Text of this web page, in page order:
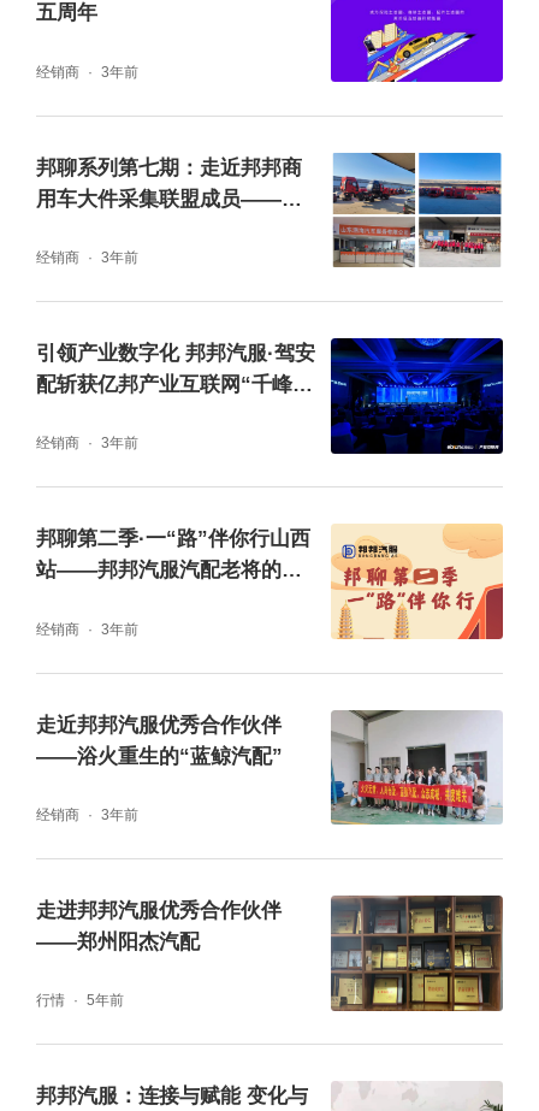
的涉及新能源水淹车案件的汽修门店，查看或
检测新能源动力电池和混动动力电池受损情
况，并给与技术指导意见。同时，在现场教学
+实操之余，黄永强将经手的案例进行整理，
在晚间围绕水淹与电池组的关联性、水淹易损
组件等内容，为一线人员进行培训讲解，为下
一步的理赔定损提供了理论依据。
不止于新能源的技术支援，作为拥有汽车维修
工技师证书（国家二级证书）的黄永强也加入
到了发动机免拆检测支援工作之中。对此，黄
能解决客户的燃眉之急，也算是体现了价值。”
五周年
经销商 3年前
邦聊系列第七期：走近邦邦商
用车大件采集联盟成员——山
经销商 3年前
引领产业数字化 邦邦汽服·驾安
配斩获亿邦产业互联网“千峰
经销商 3年前
邦聊第二季·一“路”伴你行山西
站——邦邦汽服汽配老将的突
经销商 3年前
走近邦邦汽服优秀合作伙伴
——浴火重生的“蓝鲸汽配”
经销商 3年前
走进邦邦汽服优秀合作伙伴
——郑州阳杰汽配
行情 5年前
邦邦汽服：连接与赋能 变化与